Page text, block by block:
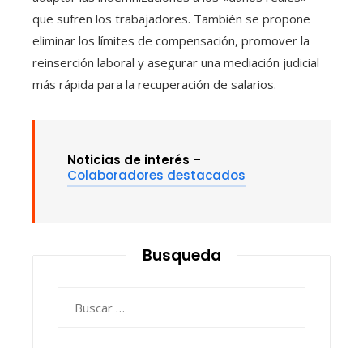
que sufren los trabajadores. También se propone
eliminar los límites de compensación, promover la
reinserción laboral y asegurar una mediación judicial
más rápida para la recuperación de salarios.
Noticias de interés –
Colaboradores destacados
Busqueda